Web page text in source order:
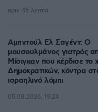
πριν 45 λεπτά
Αμπντούλ Ελ Σαγέντ: Ο
μουσουλμάνος γιατρός
Μίσιγκαν που κέρδισε το
Δημοκρατικών, κόντρα
ισραηλινό λόμπι
05.08.2026, 19:24